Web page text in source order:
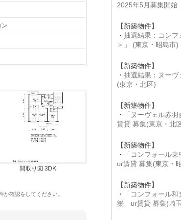
ン
間取り図 3DK
確認をしてください。
2025年5月募集開始
【新築物件】
・ 抽選結果：コンフ
＞」 (東京・昭島市)
【新築物件】
・ 抽選結果：ヌーヴ
(東京・北区)
【新築物件】
・
「ヌーヴェル赤
賃貸 募集(東京・北
【新築物件】
・
「コンフォール
ur賃貸 募集(東京・
【新築物件】
・
「コンフォール
築 ur賃貸 募集(埼